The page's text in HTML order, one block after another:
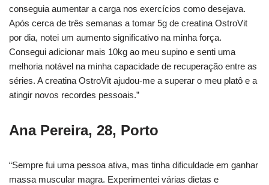
conseguia aumentar a carga nos exercícios como desejava.
Após cerca de três semanas a tomar 5g de creatina OstroVit
por dia, notei um aumento significativo na minha força.
Consegui adicionar mais 10kg ao meu supino e senti uma
melhoria notável na minha capacidade de recuperação entre as
séries. A creatina OstroVit ajudou-me a superar o meu platô e a
atingir novos recordes pessoais.”
Ana Pereira, 28, Porto
“Sempre fui uma pessoa ativa, mas tinha dificuldade em ganhar
massa muscular magra. Experimentei várias dietas e